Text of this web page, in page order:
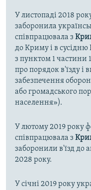
У листопаді 2018
заборонила
співпрацювала з
до Криму і в сусідню
з пунктом 1 частини
про порядок в'їзду і
забезпечення
або громадського
населення»).
У лютому 2019 року
співпрацювала з
заборонили в'їзд до
2028 року.
У січні 2019 року